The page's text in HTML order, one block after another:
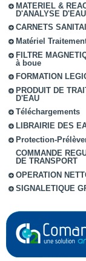
MATERIEL &
D'ANALYSE D'EAU
CARNETS
Matériel
FILTRE
à boue
FORMATION
PRODUIT DE
D'EAU
Téléchargements
LIBRAIRIE DES
Protection-
COMMANDE
DE TRANSPORT
OPERATION
SIGNALETIQUE